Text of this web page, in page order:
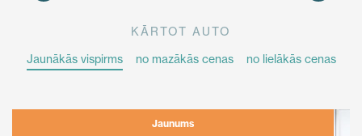
KĀRTOT AUTO
Jaunākās vispirms
no mazākās cenas no lielākās cenas
Jaunums